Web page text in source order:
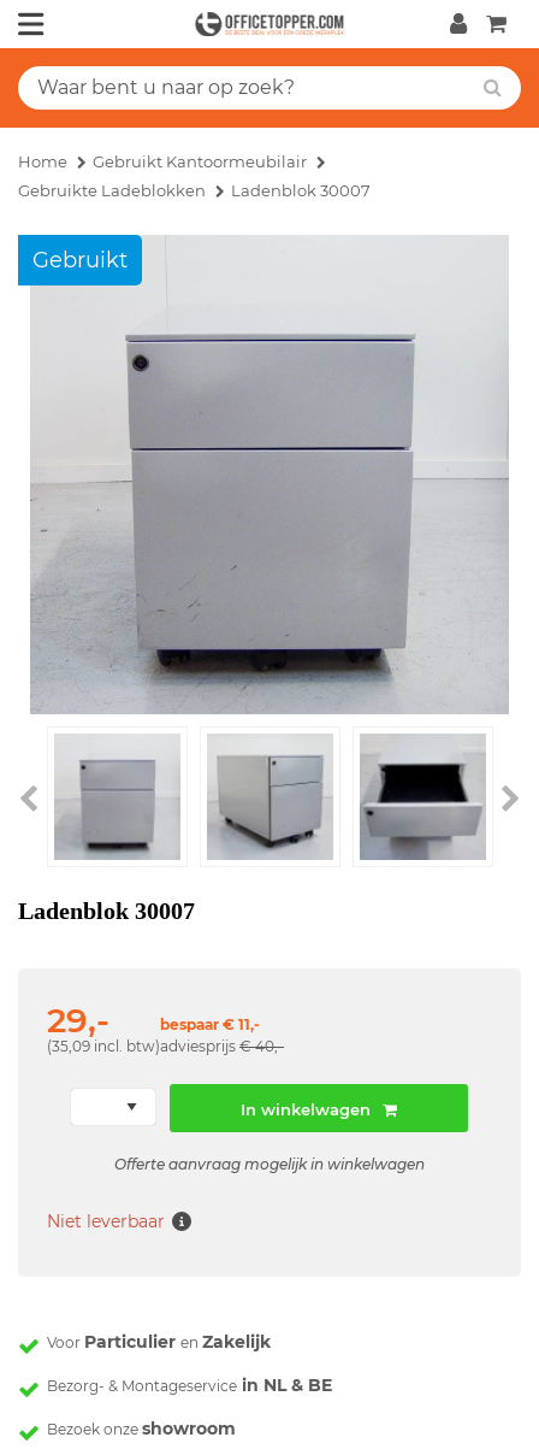
Home
Gebruikt Kantoormeubilair
Gebruikte Ladeblokken
Ladenblok 30007
Gebruikt
Ladenblok 30007
29,-
(35,09 incl. btw)
bespaar € 11,-
adviesprijs € 40,-
In winkelwagen
Offerte aanvraag mogelijk in winkelwagen
Niet leverbaar
Voor Particulier en Zakelijk
Bezorg- & Montageservice in NL & BE
Bezoek onze showroom